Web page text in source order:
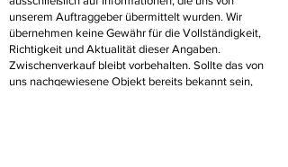
unserem Auftraggeber übermittelt wurden. Wir
übernehmen keine Gewähr für die Vollständigkeit,
Richtigkeit und Aktualität dieser Angaben.
Zwischenverkauf bleibt vorbehalten. Sollte das von
uns nachgewiesene Objekt bereits bekannt sein,